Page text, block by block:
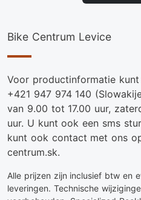
Bike Centrum Levice
Voor productinformatie
+421 947 974 140
van 9.00 tot 17.00 uur,
uur. U kunt ook een sms
kunt ook contact met ons
centrum.sk.
Alle prijzen zijn inclusief btw en
leveringen. Technische